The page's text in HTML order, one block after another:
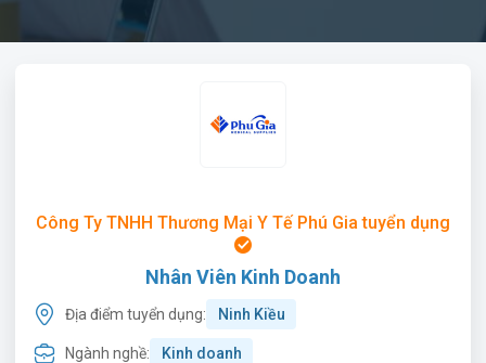
Công Ty TNHH Thương Mại Y Tế Phú Gia tuyển dụng
Nhân Viên Kinh Doanh
Địa điểm tuyển dụng: Ninh Kiều
Ngành nghề: Kinh doanh